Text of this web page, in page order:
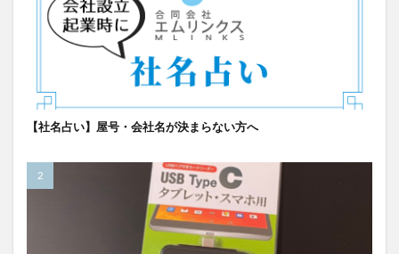
【社名占い】屋号・会社名が決まらない方へ